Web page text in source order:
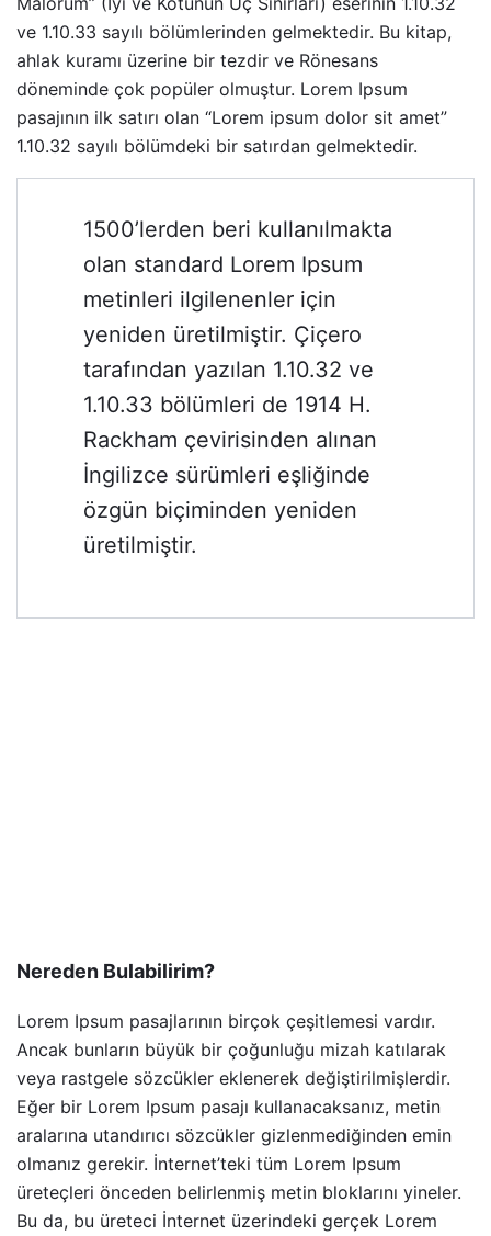
ve 1.10.33 sayılı bölümlerinden gelmektedir. Bu kitap,
ahlak kuramı üzerine bir tezdir ve Rönesans
döneminde çok popüler olmuştur. Lorem Ipsum
pasajının ilk satırı olan “Lorem ipsum dolor sit amet”
1.10.32 sayılı bölümdeki bir satırdan gelmektedir.
1500’lerden beri kullanılmakta
olan standard Lorem Ipsum
metinleri ilgilenenler için
yeniden üretilmiştir. Çiçero
tarafından yazılan 1.10.32 ve
1.10.33 bölümleri de 1914 H.
Rackham çevirisinden alınan
İngilizce sürümleri eşliğinde
özgün biçiminden yeniden
üretilmiştir.
Nereden Bulabilirim?
Lorem Ipsum pasajlarının birçok çeşitlemesi vardır.
Ancak bunların büyük bir çoğunluğu mizah katılarak
veya rastgele sözcükler eklenerek değiştirilmişlerdir.
Eğer bir Lorem Ipsum pasajı kullanacaksanız, metin
aralarına utandırıcı sözcükler gizlenmediğinden emin
olmanız gerekir. İnternet’teki tüm Lorem Ipsum
üreteçleri önceden belirlenmiş metin bloklarını yineler.
Bu da, bu üreteci İnternet üzerindeki gerçek Lorem